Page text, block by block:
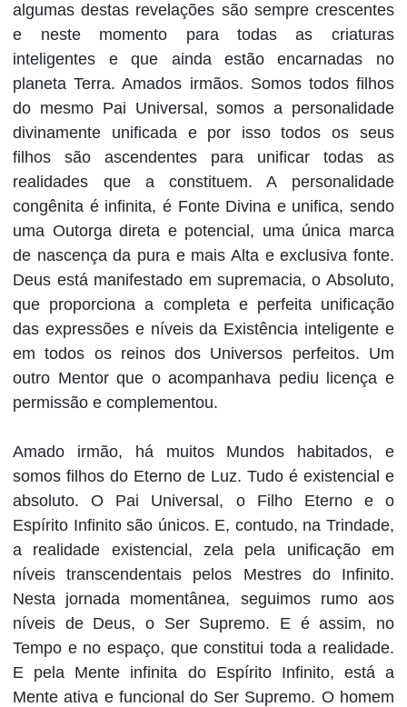
algumas destas revelações são sempre crescentes
e neste momento para todas as criaturas
inteligentes e que ainda estão encarnadas no
planeta Terra. Amados irmãos. Somos todos filhos
do mesmo Pai Universal, somos a personalidade
divinamente unificada e por isso todos os seus
filhos são ascendentes para unificar todas as
realidades que a constituem. A personalidade
congênita é infinita, é Fonte Divina e unifica, sendo
uma Outorga direta e potencial, uma única marca
de nascença da pura e mais Alta e exclusiva fonte.
Deus está manifestado em supremacia, o Absoluto,
que proporciona a completa e perfeita unificação
das expressões e níveis da Existência inteligente e
em todos os reinos dos Universos perfeitos. Um
outro Mentor que o acompanhava pediu licença e
permissão e complementou.
Amado irmão, há muitos Mundos habitados, e
somos filhos do Eterno de Luz. Tudo é existencial e
absoluto. O Pai Universal, o Filho Eterno e o
Espírito Infinito são únicos. E, contudo, na Trindade,
a realidade existencial, zela pela unificação em
níveis transcendentais pelos Mestres do Infinito.
Nesta jornada momentânea, seguimos rumo aos
níveis de Deus, o Ser Supremo. E é assim, no
Tempo e no espaço, que constitui toda a realidade.
E pela Mente infinita do Espírito Infinito, está a
Mente ativa e funcional do Ser Supremo. O homem